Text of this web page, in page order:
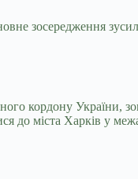
зосередження
кордону України,
до міста Харків у